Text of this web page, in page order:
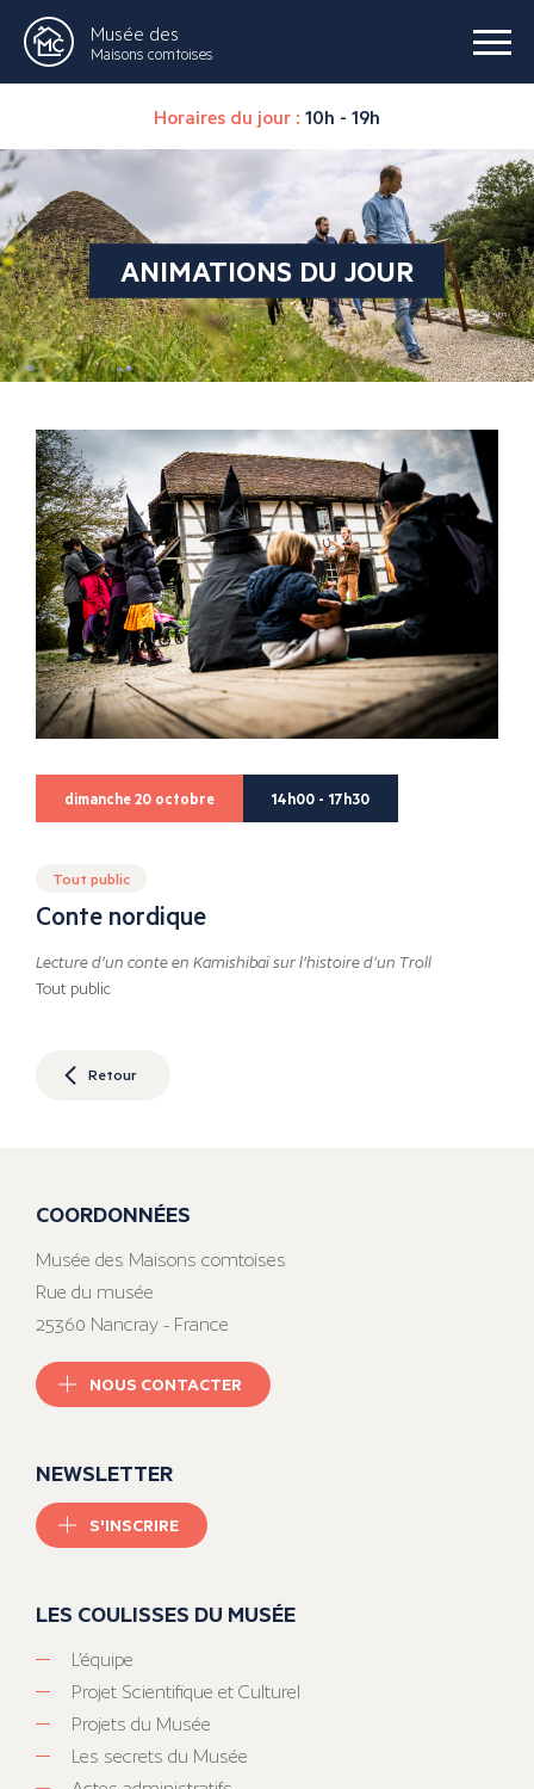
Musée des
Maisons comtoises
Horaires du jour : 10h - 19h
ANIMATIONS DU JOUR
dimanche 20 octobre 14h00 - 17h30
Tout public
Conte nordique
Lecture d’un conte en Kamishibaï sur l’histoire d’un Troll
Tout public
Retour
COORDONNÉES
Musée des Maisons comtoises
Rue du musée
25360 Nancray - France
NOUS CONTACTER
NEWSLETTER
S'INSCRIRE
LES COULISSES DU MUSÉE
L’équipe
Projet Scientifique et Culturel
Projets du Musée
Les secrets du Musée